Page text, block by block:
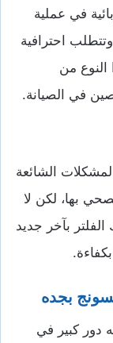
في عملية
احترافية
النوع من
في الصيانة.
الشائعة
بها، لكن لا
بآخر جديد
دور كبير في